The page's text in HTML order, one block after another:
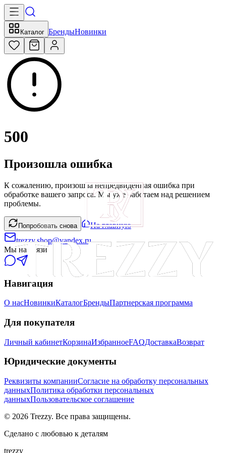
Каталог БрендыНовинки
500
Произошла ошибка
К сожалению, произошла непредвиденная ошибка при
обработке вашего запроса. Мы уже работаем над решением
проблемы.
Попробовать снова
На главную
trezzy.shop@yandex.ru
Мы на связи
Навигация
О насНовинкиКаталогБрендыПартнерская программа
Для покупателя
Личный кабинетКорзинаИзбранноеFAQДоставкаВозврат
Юридические документы
Реквизиты компанииСогласие на обработку персональных
данныхПолитика обработки персональных
данныхПользовательское соглашение
© 2026 Trezzy. Все права защищены.
Сделано с любовью к деталям
trezzy